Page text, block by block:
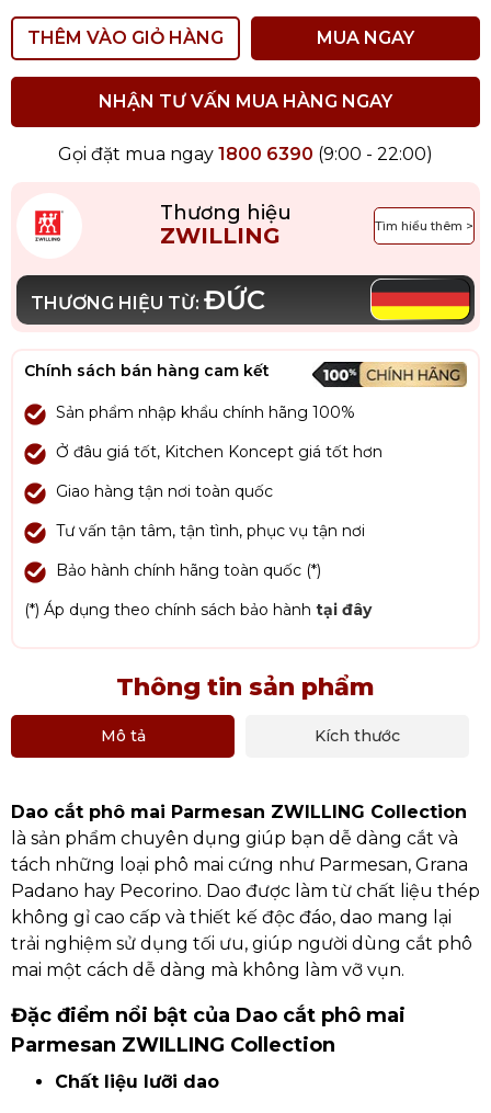
THÊM VÀO GIỎ HÀNG MUA NGAY
NHẬN TƯ VẤN MUA HÀNG NGAY
Gọi đặt mua ngay 1800 6390 (9:00 - 22:00)
Thương hiệu
ZWILLING Tìm hiểu thêm >
THƯƠNG HIỆU TỪ: ĐỨC
Chính sách bán hàng cam kết
Sản phẩm nhập khẩu chính hãng 100%
Ở đâu giá tốt, Kitchen Koncept giá tốt hơn
Giao hàng tận nơi toàn quốc
Tư vấn tận tâm, tận tình, phục vụ tận nơi
Bảo hành chính hãng toàn quốc (*)
(*) Áp dụng theo chính sách bảo hành tại đây
Thông tin sản phẩm
Mô tả Kích thước
Dao cắt phô mai Parmesan ZWILLING Collection
là sản phẩm chuyên dụng giúp bạn dễ dàng cắt và
tách những loại phô mai cứng như Parmesan, Grana
Padano hay Pecorino. Dao được làm từ chất liệu thép
không gỉ cao cấp và thiết kế độc đáo, dao mang lại
trải nghiệm sử dụng tối ưu, giúp người dùng cắt phô
mai một cách dễ dàng mà không làm vỡ vụn.
Đặc điểm nổi bật của Dao cắt phô mai
Parmesan ZWILLING Collection
Chất liệu lưỡi dao